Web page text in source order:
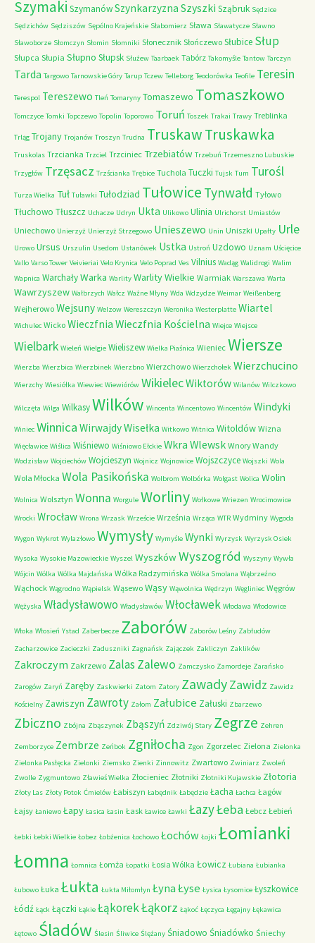
Szymaki SzymanówSzynkarzyzna Szyszki Sząbruk Sędzice
Sędzichów Sędziszów Sępólno Krajeńskie Słabomierz Sława Sławatycze Sławno
Sławoborze Słomczyn Słomin Słomniki Słonecznik Słończewo Słubice Słup
Słupca Słupia Słupno Słupsk Służew Taarbaek Tabórz Takomyśle Tantow Tarczyn
Tarda Targowo Tarnowskie Góry Tarup Tczew Telleborg Teodorówka Teofile Teresin
Terespol Tereszewo Tleń Tomaryny Tomaszewo Tomaszkowo
Tomczyce Tomki Topczewo Topolin Toporowo Toruń Toszek Trakai Trawy Treblinka
Trląg Trojany Trojanów Troszyn Trudna TruskawTruskawka
Truskolas Trzcianka Trzciel Trzciniec Trzebiatów Trzebuń Trzemeszno Lubuskie
Trzygłów Trzęsacz Trzścianka Trębice Tuchola Tuczki Tujsk Tum Turośl
Turza Wielka Tuł Tuławki Tułodziad Tułowice Tynwałd Tyłowo
Tłuchowo Tłuszcz Uchacze Udryn Ukta Ulikowo Ulinia Ulrichorst Umiastów
Uniechowo Unierzyż Unierzyż Strzegowo Unieszewo Unin Uniszki Upałty Urle
Urowo Ursus Urszulin Usedom Ustanówek Ustka Ustroń Uzdowo Uznam Uścięcice
Vallo Varso Tower Veivieriai Velo Krynica Velo Poprad Ves Vilnius Wadąg Walidrogi Walim
Wapnica WarchałyWarka Warlity Warlity Wielkie Warmiak Warszawa Warta
Wawrzyszew Wałbrzych Wałcz Ważne Młyny Wda Wdzydze Weimar Weißenberg
Wejherowo Wejsuny Welzow Wereszczyn Weronika Westerplatte Wiartel
Wichulec Wicko Wieczfnia Wieczfnia Kościelna Wiejce Wiejsce
Wielbark Wieleń Wielgie Wieliszew Wielka Piaśnica Wieniec Wiersze
Wierzba Wierzbica Wierzbinek Wierzbno Wierzchowo Wierzchołek Wierzchucino
Wierzchy Wiesiółka Wiewiec Wiewiórów WikielecWiktorów Wilanów Wilczkowo
Wilczęta Wilga WilkasyWilków Wincenta Wincentowo Wincentów Windyki
Winiec Winnica WirwajdyWisełka Witkowo Witnica Witoldów Wizna
Więcławice Wiślica Wiśniewo Wiśniowo Ełckie Wkra Wlewsk Wnory Wandy
Wodzisław Wojciechów Wojcieszyn Wojnicz Wojnowice Wojszczyce Wojszki Wola
Wola Młocka Wola Pasikońska Wolbrom Wolbórka Wolgast Wolica Wolin
Wolnica Wolsztyn Wonna Worgule Worliny Wołkowe Wriezen Wrocimowice
Wrocki Wrocław Wrona Wrzask Wrzeście Września Wrząca WTR Wydminy Wygoda
Wygon Wykrot Wylazłowo Wymysły Wymyśle Wynki Wyrzysk Wyrzysk Osiek
Wysoka Wysokie Mazowieckie Wyszel WyszkówWyszogród Wyszyny Wywła
Wójcin Wólka Wólka Majdańska Wólka Radzymińska Wólka Smolana Wąbrzeźno
Wąchock Wągrodno Wąpielsk Wąsewo Wąsy Wąwolnica Wędrzyn Węgliniec Węgrów
Wężyska Władysławowo Władysławów Włocławek Włodawa Włodowice
Włoka Włosień Ystad Zaberbecze Zaborów Zaborów Leśny Zabłudów
Zacharzowice Zacieczki Zaduszniki Zagnańsk Zajączek Zakliczyn Zaklików
Zakroczym Zakrzewo ZalasZalewo Zamczysko Zamordeje Zarańsko
Zarogów Zaryń Zaręby Zaskwierki Zatom Zatory ZawadyZawidz Zawidz
Kościelny Zawiszyn Zawroty Załom Załubice Załuski Zbarzewo
Zbiczno Zbójna Zbąszynek Zbąszyń Zdziwój Stary Zegrze Zehren
Zemborzyce Zembrze Zeńbok Zgniłocha Zgon Zgorzelec Zielona Zielonka
Zielonka Pasłęcka Zielonki Ziemsko Zienki Zinnowitz Zwartowo Zwiniarz Zwoleń
Zwolle Zygmuntowo Zławieś Wielka Złocieniec Złotniki Złotniki Kujawskie Złotoria
Złoty Las Złoty Potok Ćmielów Łabiszyn Łabędnik Łabędzie Łacha Łachca Łagów
Łajsy Łaniewo Łapy Łasica Łasin Łask Ławice Ławki ŁazyŁeba Łebcz Łebień
Łebki Łebki Wielkie Łobez Łobżenica Łochowo Łochów Łojki Łomianki
Łomna Łomnica Łomża Łopatki Łosia Wólka Łowicz Łubiana Łubianka
Łubowo Łuka Łukta Łukta Miłomłyn ŁynaŁyse Łysica Łysomice Łyszkowice
Łódź Łąck Łączki Łąkie ŁąkorekŁąkorz Łąkoć Łęczyca Łęgajny Łękawica
Łętowo Śladów Ślesin Śliwice Ślężany Śniadowo Śniadówko Śniechy